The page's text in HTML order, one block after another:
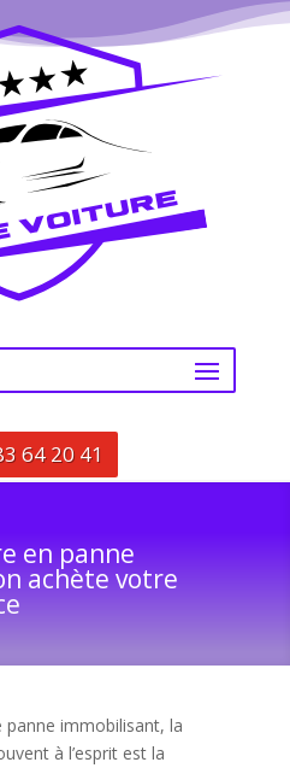
64 20 41
en panne
achète votre
panne immobilisant, la
à l’esprit est la